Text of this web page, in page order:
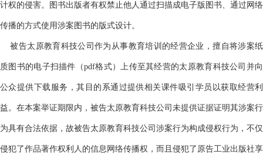
计权的侵害。图书出版者有权禁止他人通过扫描成电子版图书、通过网络
传播的方式使用涉案图书的版式设计。
被告太原教育科技公司作为从事教育培训的经营企业，擅自将涉案纸
质图书的电子扫描件（pdf格式）上传至其经营的太原教育科技公司并向
公众提供下载服务，其目的系通过提供相关课件吸引学员以获取经营利
益。在本案举证期限内，被告太原教育科技公司未提供证据证明其涉案行
为具有合法依据，故被告太原教育科技公司涉案行为构成侵权行为，不仅
侵犯了作品著作权利人的信息网络传播权，而且侵犯了原告工业出版社享